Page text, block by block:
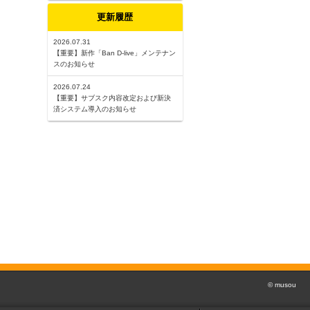
更新履歴
2026.07.31
【重要】新作「Ban D-live」メンテナン
スのお知らせ
2026.07.24
【重要】サブスク内容改定および新決
済システム導入のお知らせ
© musou